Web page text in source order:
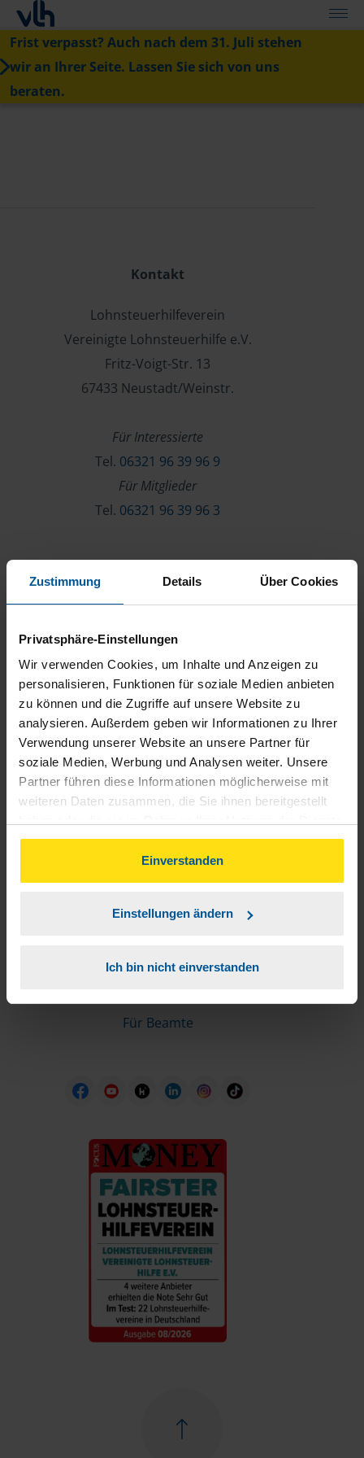
Zustimmung Details Über Cookies
Privatsphäre-Einstellungen
Wir verwenden Cookies, um Inhalte und Anzeigen zu
personalisieren, Funktionen für soziale Medien anbieten
zu können und die Zugriffe auf unsere Website zu
analysieren. Außerdem geben wir Informationen zu Ihrer
Verwendung unserer Website an unsere Partner für
soziale Medien, Werbung und Analysen weiter. Unsere
Partner führen diese Informationen möglicherweise mit
weiteren Daten zusammen, die Sie ihnen bereitgestellt
gesammelt haben. Indem Sie auf Einverstanden klicken,
können Sie der Verwendung von Cookies, gemäß
unserer
Einverstanden
Einstellungen ändern
Ich bin nicht einverstanden
Frist verpasst? Auch nach dem 31. Juli stehen
wir an Ihrer Seite. Lassen Sie sich von uns
beraten.
Kontakt
Lohnsteuerhilfeverein
Vereinigte Lohnsteuerhilfe e.V.
Fritz-Voigt-Str. 13
67433 Neustadt/Weinstr.
Für Interessierte
Tel. 06321 96 39 96 9
Für Mitglieder
Tel. 06321 96 39 96 3
Über die VLH
Beratersuche
Karriere
Presse
Kontakt
Informationen für Mitglieder
Schnelleinstiege
Steuererklärung machen lassen
Online-Steuererklärung
Die erste Steuererklärung
Für Azubis
Für Beamte